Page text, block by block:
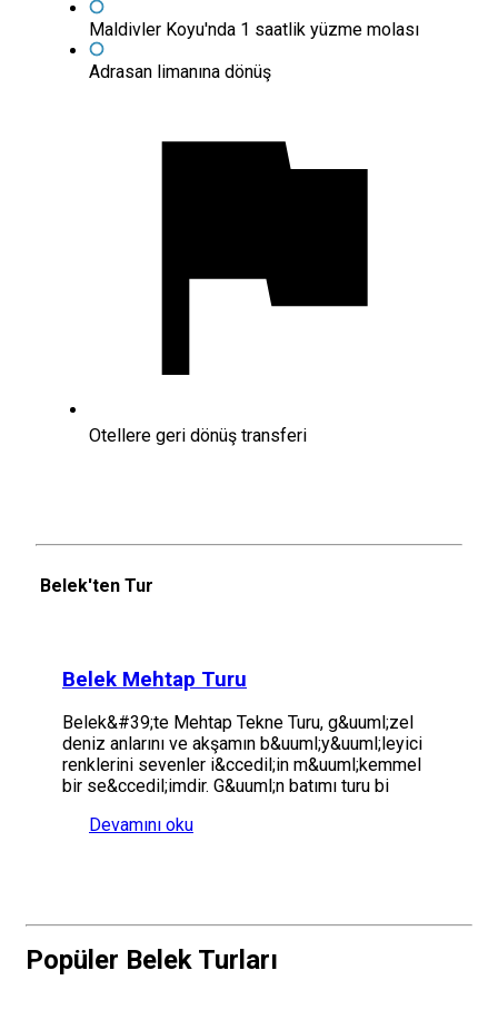
Maldivler Koyu'nda 1 saatlik yüzme molası
Adrasan limanına dönüş
Otellere geri dönüş transferi
Belek'ten Tur
Belek Mehtap Turu
Belek&#39;te Mehtap Tekne Turu, g&uuml;zel
deniz anlarını ve akşamın b&uuml;y&uuml;leyici
renklerini sevenler i&ccedil;in m&uuml;kemmel
bir se&ccedil;imdir. G&uuml;n batımı turu bi
Devamını oku
Popüler Belek Turları